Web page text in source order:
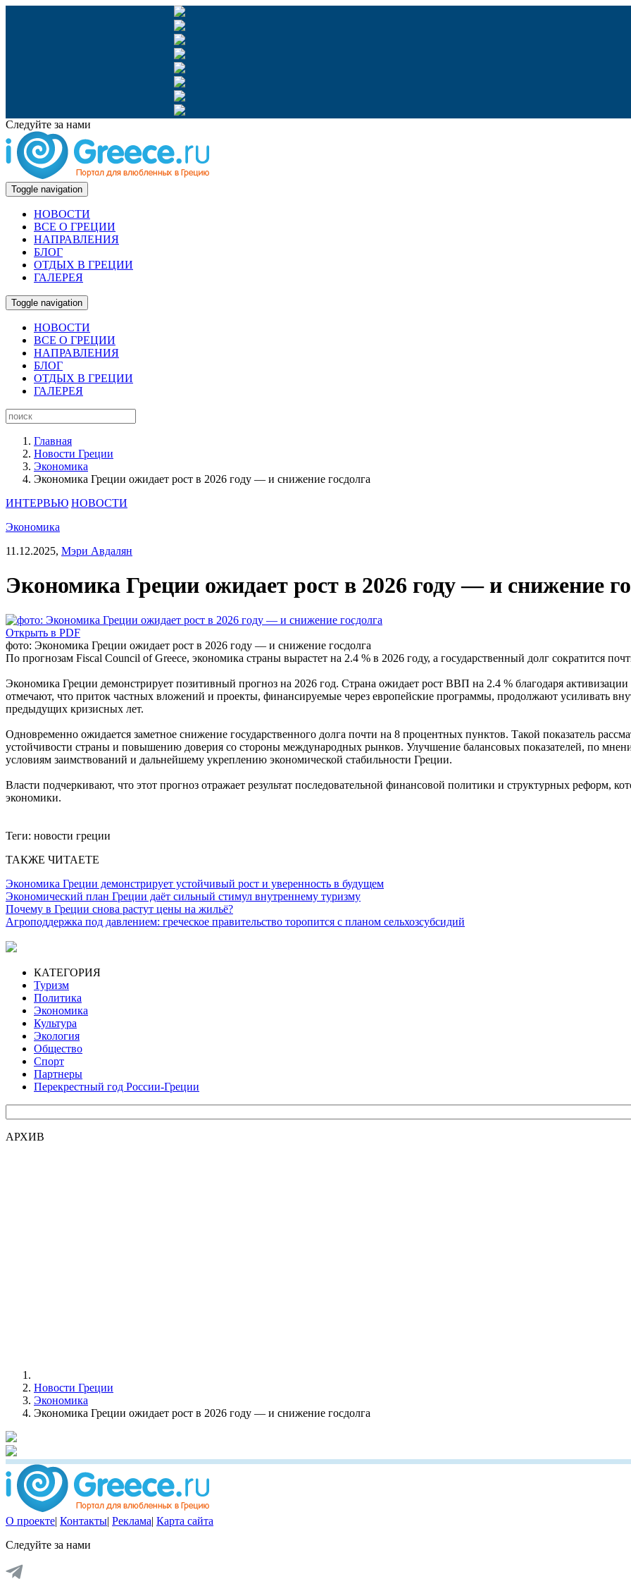
Следуйте за нами
Toggle navigation
НОВОСТИ
ВСЕ О ГРЕЦИИ
НАПРАВЛЕНИЯ
БЛОГ
ОТДЫХ В ГРЕЦИИ
ГАЛЕРЕЯ
Toggle navigation
НОВОСТИ
ВСЕ О ГРЕЦИИ
НАПРАВЛЕНИЯ
БЛОГ
ОТДЫХ В ГРЕЦИИ
ГАЛЕРЕЯ
Главная
Новости Греции
Экономика
Экономика Греции ожидает рост в 2026 году — и снижение госдолга
ИНТЕРВЬЮ НОВОСТИ
Экономика
11.12.2025, Мэри Авдалян
Экономика Греции ожидает рост в 2026 году — и снижение
Открыть в PDF
фото: Экономика Греции ожидает рост в 2026 году — и снижение госдолга
По прогнозам Fiscal Council of Greece, экономика страны вырастет на 2.4 % в 2026 году, а государственный долг сократится
Экономика Греции демонстрирует позитивный прогноз на 2026 год. Страна ожидает рост ВВП на 2.4 % благодаря
отмечают, что приток частных вложений и проекты, финансируемые через европейские программы, продолжают усиливать
предыдущих кризисных лет.
Одновременно ожидается заметное снижение государственного долга почти на 8 процентных пунктов. Такой показатель
устойчивости страны и повышению доверия со стороны международных рынков. Улучшение балансовых показателей, по
условиям заимствований и дальнейшему укреплению экономической стабильности Греции.
Власти подчеркивают, что этот прогноз отражает результат последовательной финансовой политики и структурных реформ,
экономики.
Теги: новости греции
ТАКЖЕ ЧИТАЕТЕ
Экономика Греции демонстрирует устойчивый рост и уверенность в будущем
Экономический план Греции даёт сильный стимул внутреннему туризму
Почему в Греции снова растут цены на жильё?
Агроподдержка под давлением: греческое правительство торопится с планом сельхозсубсидий
КАТЕГОРИЯ
Туризм
Политика
Экономика
Культура
Экология
Общество
Спорт
Партнеры
Перекрестный год России-Греции
АРХИВ
Новости Греции
Экономика
Экономика Греции ожидает рост в 2026 году — и снижение госдолга
О проекте| Контакты| Реклама| Карта сайта
Следуйте за нами